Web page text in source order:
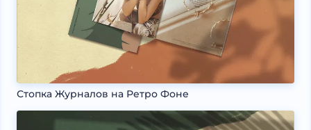
Стопка Журналов на Ретро Фоне